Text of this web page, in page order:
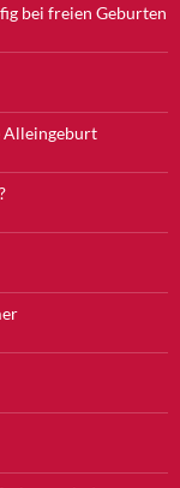
bei freien Geburten
Alleingeburt